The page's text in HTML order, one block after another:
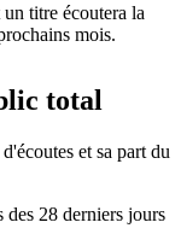
titre écoutera la
mois.
total
et sa part du
des 28 derniers jours